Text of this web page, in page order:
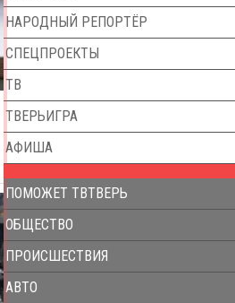
НАРОДНЫЙ РЕПОРТЁР
СПЕЦПРОЕКТЫ
ТВ
ТВЕРЬИГРА
АФИША
ПОМОЖЕТ ТВТВЕРЬ
ОБЩЕСТВО
ПРОИСШЕСТВИЯ
АВТО